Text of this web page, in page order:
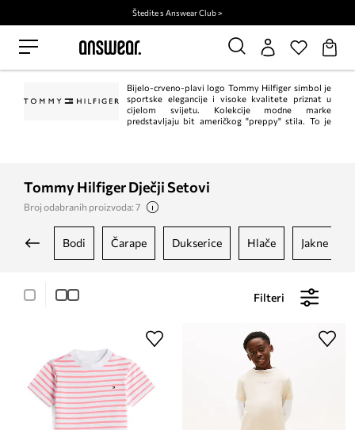
Štedite s Answear Club >
Bijelo-crveno-plavi logo Tommy Hilfiger simbol je
sportske elegancije i visoke kvalitete priznat u
cijelom svijetu. Kolekcije modne marke
predstavljaju bit američkog "preppy" stila. To je
Tommy Hilfiger Dječji Setovi
Broj odabranih proizvoda: 7
bodi čarape dukserice hlače jakne i
Filteri